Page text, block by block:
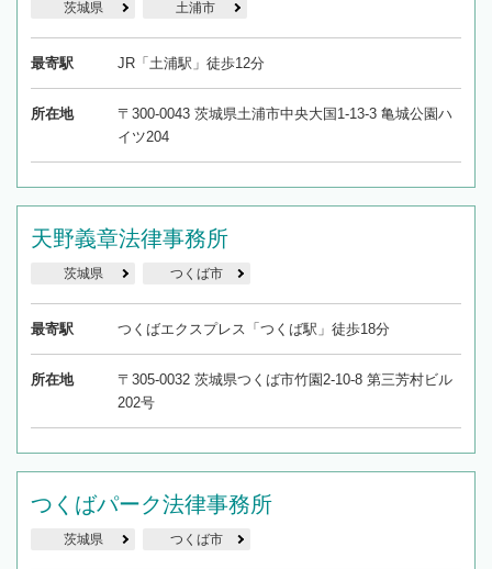
茨城県 土浦市
最寄駅 JR「土浦駅」徒歩12分
所在地
〒300-0043 茨城県土浦市中央大国1-13-3 亀城公園ハ
イツ204
天野義章法律事務所
茨城県 つくば市
最寄駅 つくばエクスプレス「つくば駅」徒歩18分
所在地
〒305-0032 茨城県つくば市竹園2-10-8 第三芳村ビル
202号
つくばパーク法律事務所
茨城県 つくば市